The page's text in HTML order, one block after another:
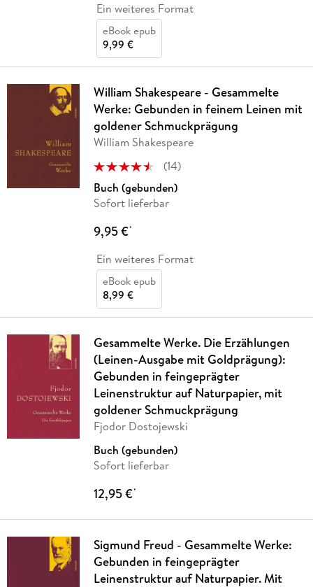
Ein weiteres Format
eBook epub
9,99 €
William Shakespeare - Gesammelte
Werke: Gebunden in feinem Leinen mit
goldener Schmuckprägung
William Shakespeare
(14)
Buch (gebunden)
Sofort lieferbar
9,95 €*
Ein weiteres Format
eBook epub
8,99 €
Gesammelte Werke. Die Erzählungen
(Leinen-Ausgabe mit Goldprägung):
Gebunden in feingeprägter
Leinenstruktur auf Naturpapier, mit
goldener Schmuckprägung
Fjodor Dostojewski
Buch (gebunden)
Sofort lieferbar
12,95 €*
Sigmund Freud - Gesammelte Werke:
Gebunden in feingeprägter
Leinenstruktur auf Naturpapier. Mit